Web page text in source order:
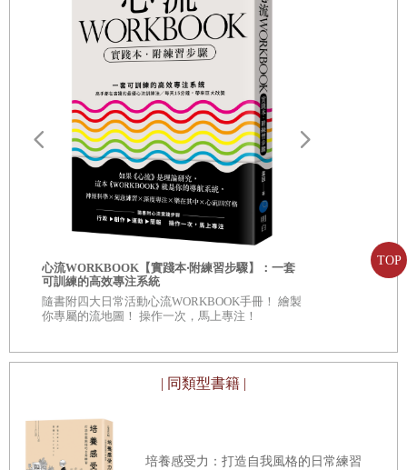
TOP
區分「工作關係」和「生活中的朋友」
你的手機多久沒關機了？
減少曝光，適度保持神祕感
重點輕複習
第六章 如何認識各行各業佼佼者
朋友很少，也不要「病急亂投醫」
為什麼你認識他，他卻不認識你？
尋求價值匹配，展示你被人需要的能力
大人物時間有限，如何搶得先機？
「茶水間社交」三原則
●第七章 學會享受獨處
活變得更好。但事與願違，隨著朋友圈的擴大，我們的
「人生狀態」反而迅速下滑。結交新人、維持舊人，以
及參加各種毫無意義的應酬，使得原本用來做事的時間
越來越少，而把大部分精力虛擲在無效社交上。
在三十歲之前，我像許多年輕人一樣，將社交當作人生
成長的重要驅動力，抓住一切機會結交朋友，經營人際
關係。我把大量時間投入其中，放棄自我提升，相信人
脈萬能，希望躋身「上流階級」，並樂此不疲。例如，
活躍在各式各樣的社交平台，參加形形色色的聚會場
合，耗費資金打點和維護關係。
當社交占據我大部分的時間時，我感受到的不是成功的
喜悅，而是空虛和迷失。當我以為人脈可以搞定一切
一個人沒有能力，所謂的人脈也發揮不出多大的作用。
認真地看了一本書，那本書給了我強烈的震撼。書中講
的是一個十二歲的男孩，離開學校獨自乘坐火車遠行的
心流WORKBOOK【實踐本‧附練習步驟】：一套
可訓練的高效專注系統
隨書附四大日常活動心流WORKBOOK手冊！ 繪製
你專屬的流地圖！ 操作一次，馬上專注！
自我批評也
服自我懷疑
| 同類型書籍 |
培養感受力：打造自我風格的日常練習